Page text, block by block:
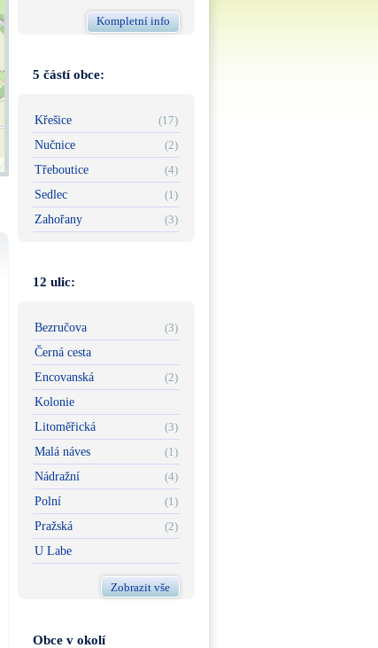
Kompletní info
5 částí obce:
Křešice
(17)
Nučnice
(2)
Třeboutice
(4)
Sedlec
(1)
Zahořany
(3)
12 ulic:
Bezručova
(3)
Černá cesta
Encovanská
(2)
Kolonie
Litoměřická
(3)
Malá náves
(1)
Nádražní
(4)
Polní
(1)
Pražská
(2)
U Labe
Zobrazit vše
Obce v okolí